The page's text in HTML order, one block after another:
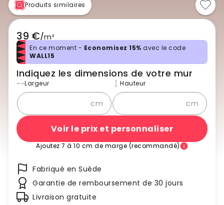
Produits similaires
39 €/m²
En ce moment - Economisez 15% avec le code
WALL15
Indiquez les dimensions de votre mur
Largeur
cm
Hauteur
cm
Voir le prix et personnaliser
Ajoutez 7 à 10 cm de marge (recommandé)
Fabriqué en Suède
Garantie de remboursement de 30 jours
Livraison gratuite